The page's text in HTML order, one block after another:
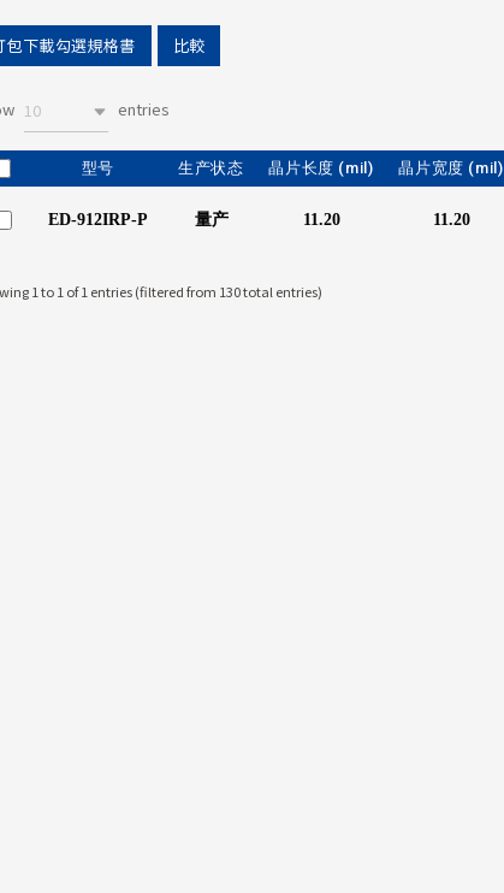
包下載勾選規格書 比較
10 entries
型号 生产状态 晶片长度 (mil) 晶片宽度 (mil)
ED-912IRP-P 量产 11.20 11.20
1 to 1 of 1 entries (filtered from 130 total entries)